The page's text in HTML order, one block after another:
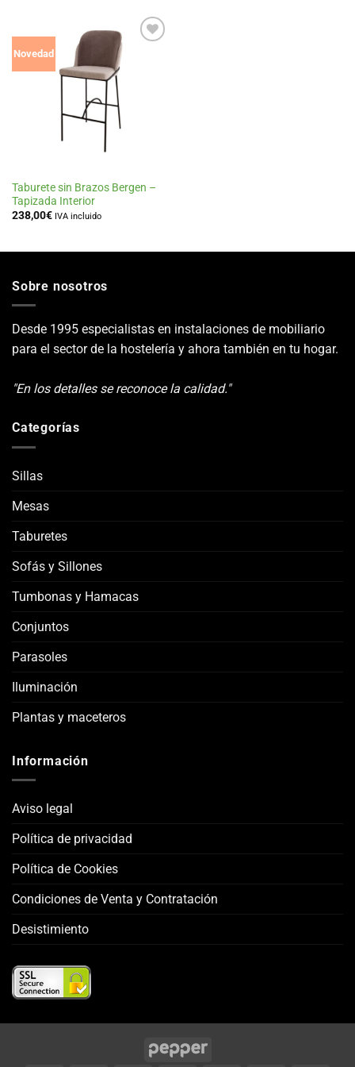
Novedad
Taburete sin Brazos Bergen –
Tapizada Interior
238,00€ IVA incluido
Sobre nosotros
Desde 1995 especialistas en instalaciones de mobiliario
para el sector de la hostelería y ahora también en tu hogar.
"En los detalles se reconoce la calidad."
Categorías
Sillas
Mesas
Taburetes
Sofás y Sillones
Tumbonas y Hamacas
Conjuntos
Parasoles
Iluminación
Plantas y maceteros
Información
Aviso legal
Política de privacidad
Política de Cookies
Condiciones de Venta y Contratación
Desistimiento